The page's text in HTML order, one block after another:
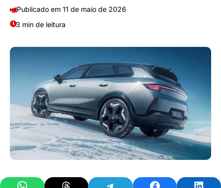
11 de maio de 2026
3 min de leitura
Share on WhatsAppShare on ThreadsShare on TelegramShare on Facebook